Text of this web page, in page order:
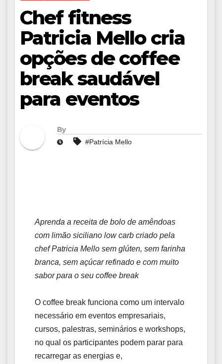
Chef fitness
Patricia Mello cria
opções de coffee
break saudável
para eventos
By
#Patrícia Mello
Aprenda a receita de bolo de amêndoas
com limão siciliano low carb criado pela
chef Patricia Mello sem glúten, sem farinha
branca, sem açúcar refinado e com muito
sabor para o seu coffee break
O coffee break funciona como um intervalo
necessário em eventos empresariais,
cursos, palestras, seminários e workshops,
no qual os participantes podem parar para
recarregar as energias e,